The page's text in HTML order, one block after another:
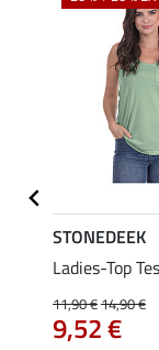
STONEDEEK
Ladies-Top
11,90 €14,90 €
9,52 €